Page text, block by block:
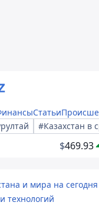
Статьи
#Казахстан в
$469.93
и мира на сегодня
технологий